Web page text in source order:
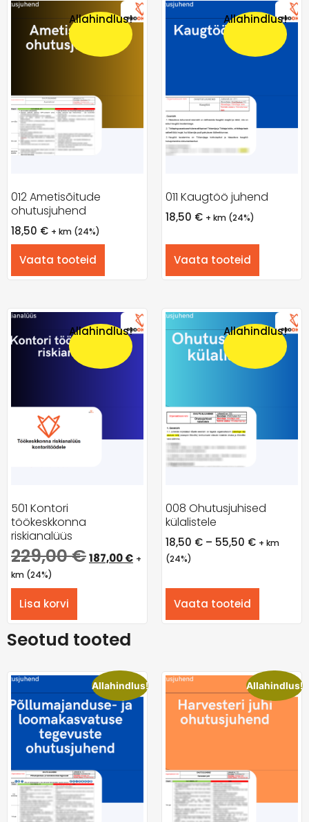
Allahindlus!
012 Ametisõitude
ohutusjuhend
18,50 € + km (24%)
Vaata tooteid
Allahindlus!
011 Kaugtöö juhend
18,50 € + km (24%)
Vaata tooteid
Allahindlus!
501 Kontori
töökeskkonna
riskianalüüs
229,00€187,00€ +
km (24%)
Lisa korvi
Allahindlus!
008 Ohutusjuhised
külalistele
18,50 € – 55,50 € + km
(24%)
Vaata tooteid
Seotud tooted
Allahindlus! Allahindlus!